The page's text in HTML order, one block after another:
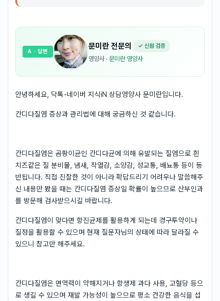
문미란 전문의 ✓ 신원 검증
영양사 · 문미란 영양사
A · 답변
안녕하세요, 닥톡-네이버 지식iN 상담영양사 문미란입니다.
칸디다질염 증상과 관리법에 대해 궁금하신 것 같습니다.
칸디다질염은 곰팡이균인 칸디다균에 의해 유발되는 질염으로 흰
치즈같은 질 분비물, 냄새, 작열감, 소양감, 성교통, 배뇨통 등이 동
반됩니다. 직접 진찰한 것이 아니라 확답드리기 어려우나 말씀해주
신 내용만 봤을 때는 칸디다질염 증상일 확률이 높으므로 산부인과
를 방문해 검사받으시길 바랍니다.
칸디다질염이 맞다면 항진균제를 활용하게 되는데 경구투약이나
질정을 활용할 수 있으며 현재 질문자님의 상태에 따라 달라질 수
있으니 참고만 해주세요.
칸디다질염은 면역력이 약해지거나 항생제 과다 사용, 고혈당 등으
로 생길 수 있으며 재발 가능성이 높으므로 평소 건강한 음식을 섭